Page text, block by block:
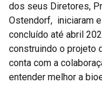
dos seus Diretores,
Ostendorf, iniciaram
concluído até abril
construindo o projeto
conta com a
entender melhor a